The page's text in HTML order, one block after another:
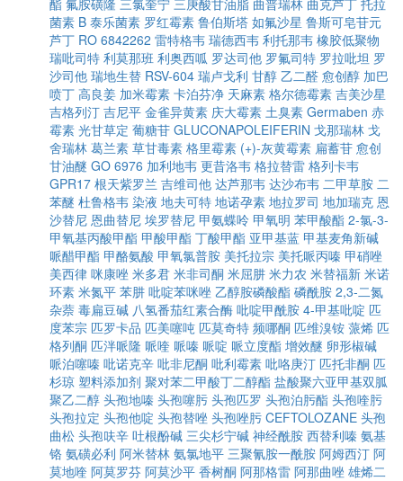
酯 氟胺磺隆 三氯奎宁 三庚酸甘油脂 曲普瑞林 曲克芦丁 托拉
菌素 B 泰乐菌素 罗红霉素 鲁伯斯塔 如氟沙星 鲁斯可皂苷元
芦丁 RO 6842262 雷特格韦 瑞德西韦 利托那韦 橡胶低聚物
瑞吡司特 利莫那班 利奥西呱 罗达司他 罗氟司特 罗拉吡坦 罗
沙司他 瑞地生替 RSV-604 瑞卢戈利 甘醇 乙二醛 愈创醇 加巴
喷丁 高良姜 加米霉素 卡泊芬净 天麻素 格尔德霉素 吉美沙星
吉格列汀 吉尼平 金雀异黄素 庆大霉素 土臭素 Germaben 赤
霉素 光甘草定 葡糖苷 GLUCONAPOLEIFERIN 戈那瑞林 戈
舍瑞林 葛兰素 草甘毒素 格里霉素 (+)-灰黄霉素 扁蓄苷 愈创
甘油醚 GO 6976 加利地韦 更昔洛韦 格拉替雷 格列卡韦
GPR17 根天紫罗兰 吉维司他 达芦那韦 达沙布韦 二甲草胺 二
苯醚 杜鲁格韦 染液 地夫可特 地诺孕素 地拉罗司 地加瑞克 恩
沙替尼 恩曲替尼 埃罗替尼 甲氨蝶呤 甲氧明 苯甲酸酯 2-氯-3-
甲氧基丙酸甲酯 甲酸甲酯 丁酸甲酯 亚甲基蓝 甲基麦角新碱
哌醋甲酯 甲酪氨酸 甲氧氯普胺 美托拉宗 美托哌丙嗪 甲硝唑
美西律 咪康唑 米多君 米非司酮 米屈肼 米力农 米替福新 米诺
环素 米氮平 苯肼 吡啶苯咪唑 乙醇胺磷酸酯 磷酰胺 2,3-二氮
杂萘 毒扁豆碱 八氢番茄红素合酶 吡啶甲酰胺 4-甲基吡啶 匹
度苯宗 匹罗卡品 匹美噻吨 匹莫奇特 频哪酮 匹维溴铵 蒎烯 匹
格列酮 匹泮哌隆 哌喹 哌嗪 哌啶 哌立度酯 增效醚 卵形椒碱
哌泊噻嗪 吡诺克辛 吡非尼酮 吡利霉素 吡咯庚汀 匹托非酮 匹
杉琼 塑料添加剂 聚对苯二甲酸丁二醇酯 盐酸聚六亚甲基双胍
聚乙二醇 头孢地嗪 头孢噻肟 头孢匹罗 头孢泊肟酯 头孢喹肟
头孢拉定 头孢他啶 头孢替唑 头孢唑肟 CEFTOLOZANE 头孢
曲松 头孢呋辛 吐根酚碱 三尖杉宁碱 神经酰胺 西替利嗪 氨基
铬 氨磺必利 阿米替林 氨氯地平 三聚氰胺一酰胺 阿姆西汀 阿
莫地喹 阿莫罗芬 阿莫沙平 香树酮 阿那格雷 阿那曲唑 雄烯二